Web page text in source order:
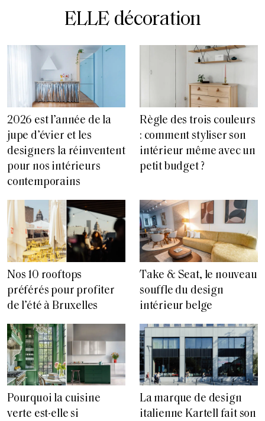
ELLE décoration
2026 est l’année de la
jupe d’évier et les
designers la réinventent
pour nos intérieurs
contemporains
Règle des trois couleurs
: comment styliser son
intérieur même avec un
petit budget ?
Nos 10 rooftops
préférés pour profiter
de l’été à Bruxelles
Take & Seat, le nouveau
souffle du design
intérieur belge
Pourquoi la cuisine
verte est-elle si
La marque de design
italienne Kartell fait son